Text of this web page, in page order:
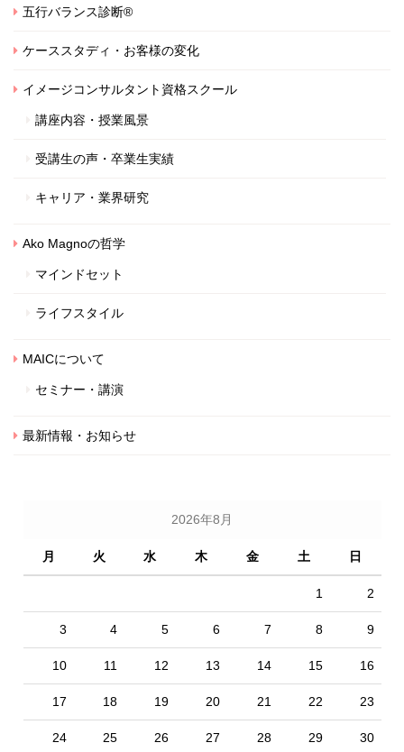
五行バランス診断®
ケーススタディ・お客様の変化
イメージコンサルタント資格スクール
講座内容・授業風景
受講生の声・卒業生実績
キャリア・業界研究
Ako Magnoの哲学
マインドセット
ライフスタイル
MAICについて
セミナー・講演
最新情報・お知らせ
2026年8月
月 火 水 木 金 土 日
1 2
3 4 5 6 7 8 9
10 11 12 13 14 15 16
17 18 19 20 21 22 23
24 25 26 27 28 29 30